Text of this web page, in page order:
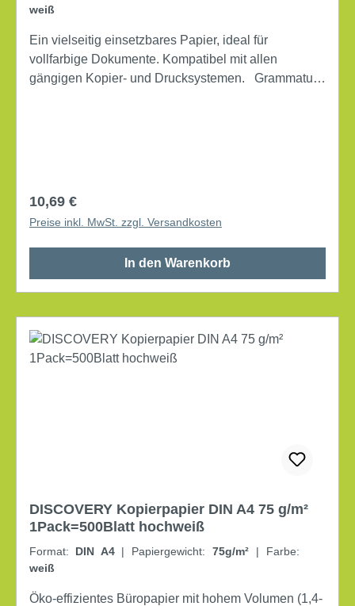
weiß
Ein vielseitig einsetzbares Papier, ideal für
vollfarbige Dokumente. Kompatibel mit allen
gängigen Kopier- und Drucksystemen. Grammatur:
Regulärer Preis:
10,69 €
Preise inkl. MwSt. zzgl. Versandkosten
In den Warenkorb
DISCOVERY Kopierpapier DIN A4 75 g/m²
1Pack=500Blatt hochweiß
Format: DIN A4 | Papiergewicht: 75g/m² |
Farbe:
weiß
Öko-effizientes Büropapier mit hohem Volumen (1,4-